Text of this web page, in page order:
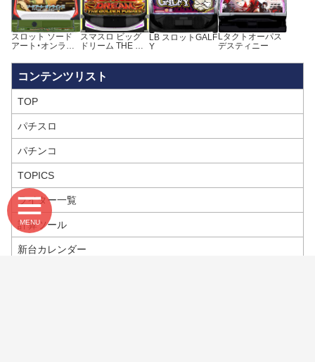
MENU
スロット ソード
アート・オンライ
スマスロ ビッグ
ドリーム THE GO
LB スロットGALF
Y
Lタクトオーパス
デスティニー
TOP
パチスロ
パチンコ
TOPICS
ライター一覧
計算ツール
新台カレンダー